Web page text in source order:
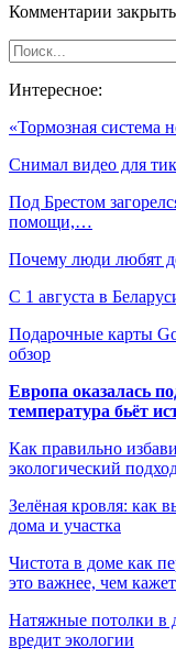
Комментарии
Интересное:
«Тормозная система
Снимал видео для
Под Брестом
помощи,…
Почему люди любят
С 1 августа в
Подарочные карты
обзор
Европа оказалась
температура бьёт
Как правильно
экологический
Зелёная кровля: как
дома и участка
Чистота в доме как
это важнее, чем
Натяжные потолки в
вредит экологии